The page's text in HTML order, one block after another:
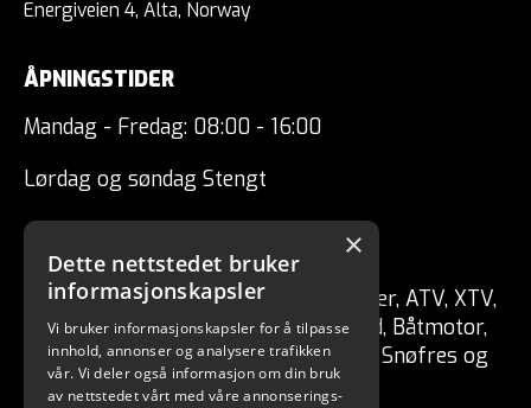
Energiveien 4, Alta, Norway
ÅPNINGSTIDER
Mandag - Fredag: 08:00 - 16:00
Lørdag og søndag Stengt
CSP ENGRO AS
Forhandler av fritidskjøretøy Tilhenger, ATV, XTV,
UTV, Mopedbil, Snøscooter, MC, Moped, Båtmotor,
Båt, Vannscooter, Elektriske kjøretøy, Snøfres og
redskaper for skog / hage.
×
Dette nettstedet bruker
informasjonskapsler
Vi bruker informasjonskapsler for å tilpasse
innhold, annonser og analysere trafikken
vår. Vi deler også informasjon om din bruk
av nettstedet vårt med våre annonserings-